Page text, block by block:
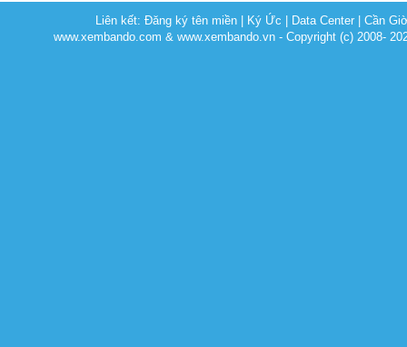
Liên kết:Đăng ký tên miền Ký Ức Data Center |Cần
www.xembando.com & www.xembando.vn - Copyright (c) 2008-